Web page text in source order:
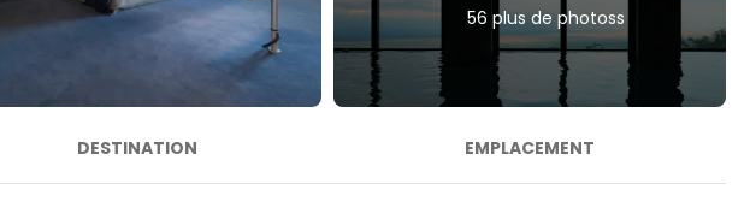
56 plus de photoss
DESTINATION EMPLACEMENT